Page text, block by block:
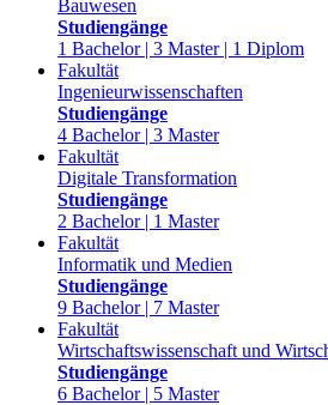
Bauwesen
Studiengänge
1 Bachelor | 3 Master | 1 Diplom
Fakultät
Ingenieurwissenschaften
Studiengänge
4 Bachelor | 3 Master
Fakultät
Digitale Transformation
Studiengänge
2 Bachelor | 1 Master
Fakultät
Informatik und Medien
Studiengänge
9 Bachelor | 7 Master
Fakultät
Wirtschaftswissenschaft und
Studiengänge
6 Bachelor | 5 Master